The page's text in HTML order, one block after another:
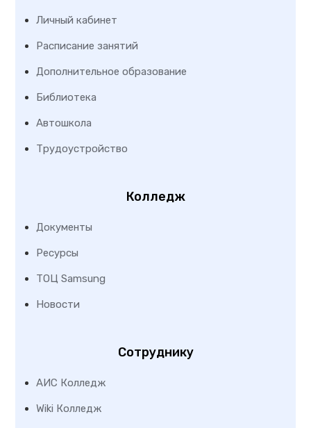
Личный кабинет
Расписание занятий
Дополнительное образование
Библиотека
Автошкола
Трудоустройство
Колледж
Документы
Ресурсы
ТОЦ Samsung
Новости
Сотруднику
АИС Колледж
Wiki Колледж